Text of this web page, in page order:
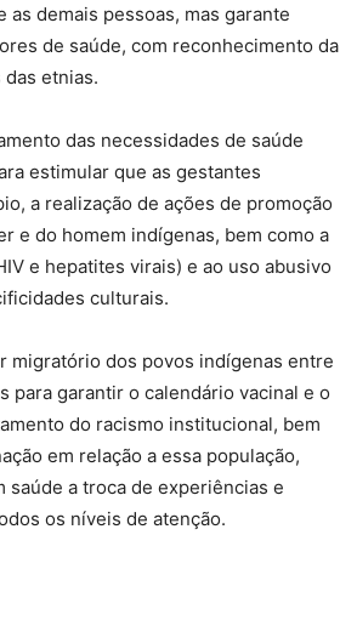
demais pessoas, mas garante
de saúde, com reconhecimento da
etnias.
das necessidades de saúde
estimular que as gestantes
a realização de ações de promoção
e do homem indígenas, bem como a
e hepatites virais) e ao uso abusivo
culturais.
migratório dos povos indígenas entre
para garantir o calendário vacinal e o
do racismo institucional, bem
em relação a essa população,
saúde a troca de experiências e
os níveis de atenção.